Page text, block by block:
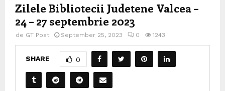
Zilele Bibliotecii Judetene Valcea –
24 – 27 septembrie 2023
de GT Post September 25, 2023 0 1243
SHARE 0